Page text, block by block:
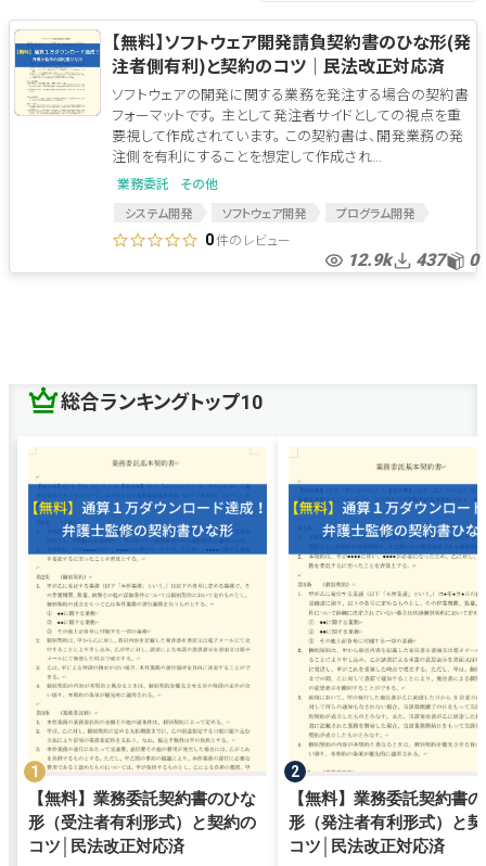
ログイン
【無料】ソフトウェア開発請負契約書のひな形(発
注者側有利)と契約のコツ│民法改正対応済
ソフトウェアの開発に関する業務を発注する場合の契約書
フォーマットです。 主として発注者サイドとしての視点を重
要視して作成されています。 この契約書は、開発業務の発
注側を有利にすることを想定して作成され...
業務委託 その他
システム開発 ソフトウェア開発
プログラム開発
SI
開発契約 開発受託
ソフトウェア開発委託
0件のレビュー
12.9k 437 0
総合ランキングトップ10
【無料】業務委託契約書のひな
形（受注者有利形式）と契約の
コツ│民法改正対応済
【無料】業務委託契約書
形（発注者有利形式）と
コツ│民法改正対応済